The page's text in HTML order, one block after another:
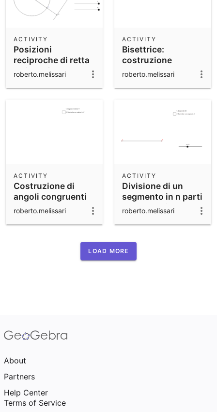
Posizioni
reciproche di retta
e circonferenza
ACTIVITY
roberto.melissari
Bisettrice:
costruzione
geometrica
ACTIVITY
roberto.melissari
Costruzione di
angoli congruenti
ACTIVITY
roberto.melissari
Divisione di un
segmento in n parti
congruenti
ACTIVITY
roberto.melissari
LOAD MORE
About
Partners
Help Center
Terms of Service